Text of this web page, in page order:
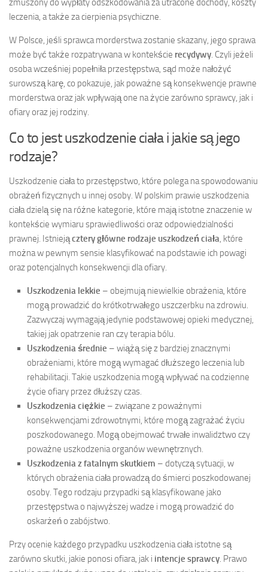
zmuszony do wypłaty odszkodowania za utracone dochody, koszty
leczenia, a także za cierpienia psychiczne.
W Polsce, jeśli sprawca morderstwa zostanie skazany, jego sprawa
może być także rozpatrywana w kontekście recydywy. Czyli jeżeli
osoba wcześniej popełniła przestępstwa, sąd może nałożyć
surowszą karę, co pokazuje, jak poważne są konsekwencje prawne
morderstwa oraz jak wpływają one na życie zarówno sprawcy, jak i
ofiary oraz jej rodziny.
Co to jest uszkodzenie ciała i jakie są jego
rodzaje?
Uszkodzenie ciała to przestępstwo, które polega na spowodowaniu
obrażeń fizycznych u innej osoby. W polskim prawie uszkodzenia
ciała dzielą się na różne kategorie, które mają istotne znaczenie w
kontekście wymiaru sprawiedliwości oraz odpowiedzialności
prawnej. Istniejącztery główne rodzaje uszkodzeń ciała, które
można w pewnym sensie klasyfikować na podstawie ich powagi
oraz potencjalnych konsekwencji dla ofiary.
Uszkodzenia lekkie – obejmują niewielkie obrażenia, które
mogą prowadzić do krótkotrwałego uszczerbku na zdrowiu.
Zazwyczaj wymagają jedynie podstawowej opieki medycznej,
takiej jak opatrzenie ran czy terapia bólu.
Uszkodzenia średnie – wiążą się z bardziej znacznymi
obrażeniami, które mogą wymagać dłuższego leczenia lub
rehabilitacji. Takie uszkodzenia mogą wpływać na codzienne
życie ofiary przez dłuższy czas.
Uszkodzenia ciężkie – związane z poważnymi
konsekwencjami zdrowotnymi, które mogą zagrażać życiu
poszkodowanego. Mogą obejmować trwałe inwalidztwo czy
poważne uszkodzenia organów wewnętrznych.
Uszkodzenia z fatalnym skutkiem – dotyczą sytuacji, w
których obrażenia ciała prowadzą do śmierci poszkodowanej
osoby. Tego rodzaju przypadki są klasyfikowane jako
przestępstwa o najwyższej wadze i mogą prowadzić do
oskarżeń o zabójstwo.
Przy ocenie każdego przypadku uszkodzenia ciała istotne są
zarówno skutki, jakie ponosi ofiara, jak i intencje sprawcy. Prawo